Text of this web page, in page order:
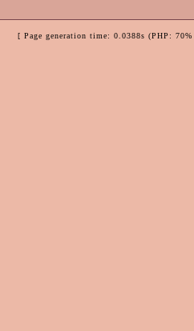
[ Page generation time: 0.0388s (PHP: